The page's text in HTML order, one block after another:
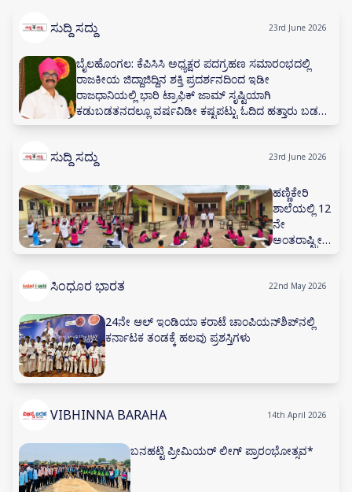
ಸುದ್ದಿ ಸದ್ದು 23rd June 2026
ಬೈಲಹೊಂಗಲ: ಕೆಪಿಸಿಸಿ ಅಧ್ಯಕ್ಷರ ಪದಗ್ರಹಣ ಸಮಾರಂಭದಲ್ಲಿ
ರಾಜಕೀಯ ಜಿದ್ದಾಜಿದ್ದಿನ ಶಕ್ತಿ ಪ್ರದರ್ಶನದಿಂದ ಇಡೀ
ರಾಜಧಾನಿಯಲ್ಲಿ ಭಾರಿ ಟ್ರಾಫಿಕ್ ಜಾಮ್ ಸೃಷ್ಟಿಯಾಗಿ
ಕಡುಬಡತನದಲ್ಲೂ ವರ್ಷವಿಡೀ ಕಷ್ಟಪಟ್ಟು ಓದಿದ ಹತ್ತಾರು ಬಡ
ವಿದ್ಯಾರ್ಥಿನಿಯರು ಸಮಯಕ್ಕೆ ಸರಿಯಾಗಿ ಪರೀಕ್ಷಾ ಕೇಂದ್ರ
ಬರೆಯುವ ಮಹತ್ವದ ಅವಕಾಶವನ್ನು ಕಳೆದುಕೊಂಡು ಪರೀಕ್ಷಾ
ಖಂಡನೀಯ, ಈ ವಿದ್ಯಾರ್ಥಿಗಳ ಮರಗು ಕಾಂಗ್ರೆಸ್ ‌ಪಕ್ಷಕ್ಕೆ ತಟ್ಟಲಿದೆ
ಎಂದು ಬಿಜೆಪಿ ರಾಜ್ಯ ಸಮಿತಿ ಸದಸ್ಯ ಎಫ್.ಎಸ್.ಸಿದ್ದನಗೌಡರ ತೀವ್ರ
ಆಕ್ರೋಶ ವ್ಯಕ್ತಪಡಿಸಿದ್ದಾರೆ.
ಸುದ್ದಿ ಸದ್ದು 23rd June 2026
ಹಣ್ಣಿಕೇರಿ
ಶಾಲೆಯಲ್ಲಿ 12
ನೇ
ಅಂತರಾಷ್ಟ್ರೀಯ
ಯೋಗ
ಮಕ್ಕಳಿಂದ
ಯೋಗಾಸನಗಳು
ಸಿಂಧೂರ ಭಾರತ 22nd May 2026
24ನೇ ಆಲ್ ಇಂಡಿಯಾ ಕರಾಟೆ ಚಾಂಪಿಯನ್‌ಶಿಪ್‌ನಲ್ಲಿ
ಕರ್ನಾಟಕ ತಂಡಕ್ಕೆ ಹಲವು ಪ್ರಶಸ್ತಿಗಳು
VIBHINNA BARAHA 14th April 2026
ಬನಹಟ್ಟಿ ಪ್ರೀಮಿಯರ್ ಲೀಗ್ ಪ್ರಾರಂಭೋತ್ಸವ*